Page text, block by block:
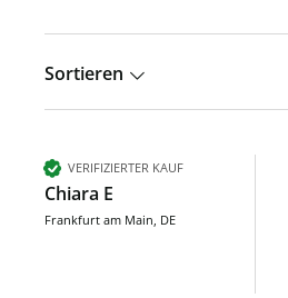
Sortieren
VERIFIZIERTER KAUF
Chiara E
Frankfurt am Main, DE